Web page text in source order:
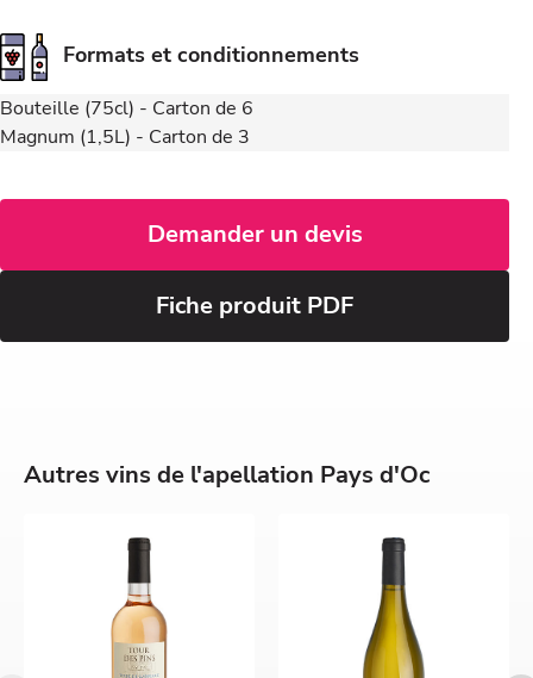
Formats et conditionnements
Bouteille (75cl) - Carton de 6
Magnum (1,5L) - Carton de 3
Demander un devis
Fiche produit PDF
Autres vins de l'apellation Pays d'Oc